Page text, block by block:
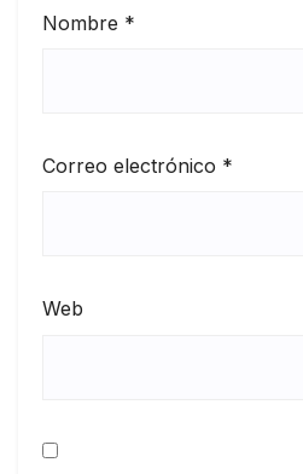
Nombre *
Correo electrónico *
Web